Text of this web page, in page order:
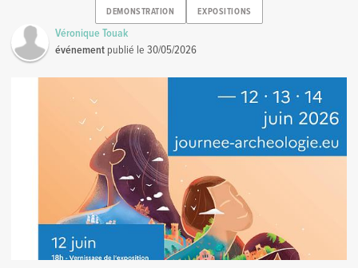
DEMONSTRATION EXPOSITIONS
Véronique Touak
événement publié le30/05/2026